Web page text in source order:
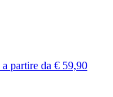
a partire da € 59,90